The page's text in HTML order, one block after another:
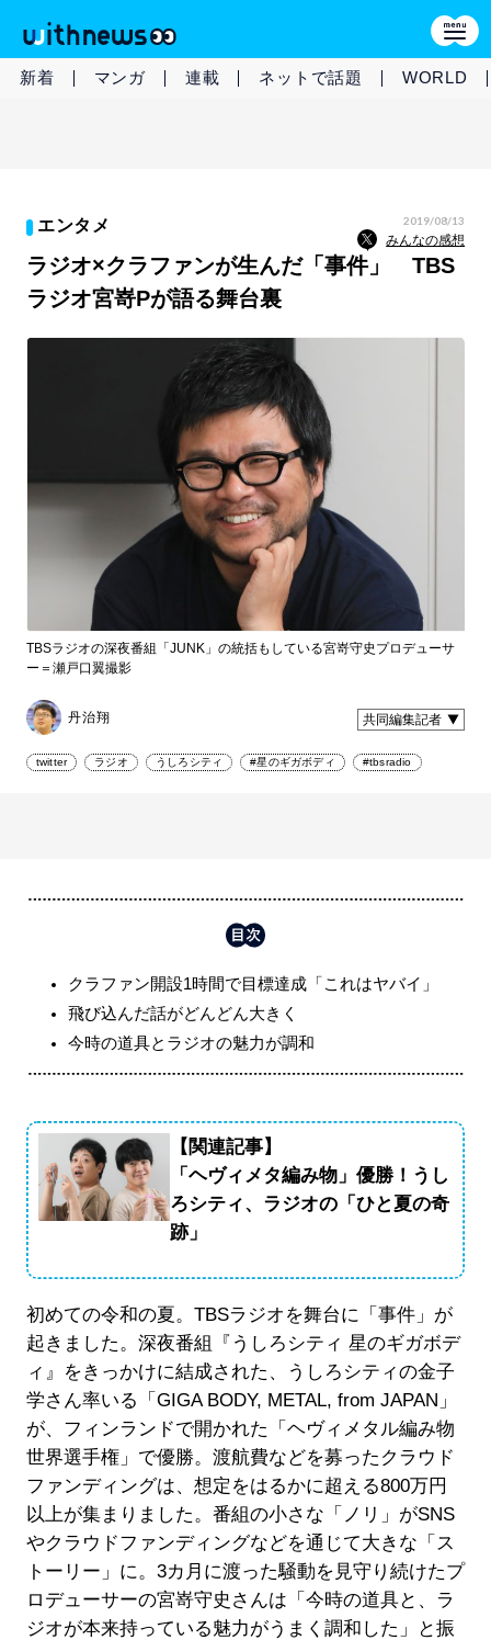
新着 マンガ 連載 ネットで話題 WORLD
エンタメ 2019/08/13
みんなの感想
ラジオ×クラファンが生んだ「事件」 TBS
ラジオ宮嵜Pが語る舞台裏
TBSラジオの深夜番組「JUNK」の統括もしている宮嵜守史プロデューサ
ー＝瀬戸口翼撮影
丹治翔 共同編集記者
twitter ラジオ うしろシティ #星のギガボディ #tbsradio
クラファン開設1時間で目標達成「これはヤバイ」
飛び込んだ話がどんどん大きく
今時の道具とラジオの魅力が調和
【関連記事】
「ヘヴィメタ編み物」優勝！うし
ろシティ、ラジオの「ひと夏の奇
跡」
初めての令和の夏。TBSラジオを舞台に「事件」が
起きました。深夜番組『うしろシティ 星のギガボデ
ィ』をきっかけに結成された、うしろシティの金子
学さん率いる「GIGA BODY, METAL, from JAPAN」
が、フィンランドで開かれた「ヘヴィメタル編み物
世界選手権」で優勝。渡航費などを募ったクラウド
ファンディングは、想定をはるかに超える800万円
以上が集まりました。番組の小さな「ノリ」がSNS
やクラウドファンディングなどを通じて大きな「ス
トーリー」に。3カ月に渡った騒動を見守り続けたプ
ロデューサーの宮嵜守史さんは「今時の道具と、ラ
ジオが本来持っている魅力がうまく調和した」と振